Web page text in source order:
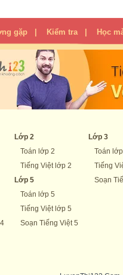
gặp Kiểm tra Học
Lớp 2
Toán lớp 2
Tiếng Việt lớp 2
Lớp 5
Toán lớp 5
Tiếng Việt lớp 5
Soạn Tiếng Việt 5
Lớp 3
Toán
Tiếng
Soạn